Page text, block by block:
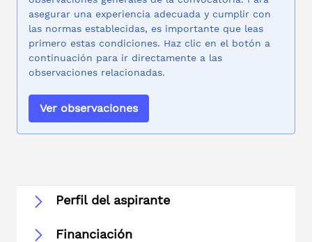
asegurar una experiencia adecuada y cumplir con
las normas establecidas, es importante que leas
primero estas condiciones. Haz clic en el botón a
continuación para ir directamente a las
observaciones relacionadas.
Ver observaciones
Perfil del aspirante
Financiación